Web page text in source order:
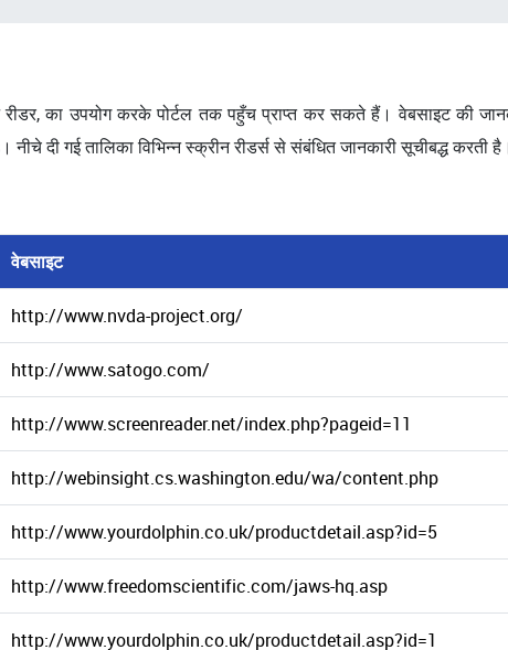
रीडर, का उपयोग करके पोर्टल तक पहुँच प्राप्त कर सकते हैं। वेबसाइट की
दी गई तालिका विभिन्न स्क्रीन रीडर्स से संबंधित जानकारी सूचीबद्ध करती है।
वेबसाइट
http://www.nvda-project.org/
http://www.satogo.com/
http://www.screenreader.net/index.php?pageid=11
http://webinsight.cs.washington.edu/wa/content.php
http://www.yourdolphin.co.uk/productdetail.asp?id=5
http://www.freedomscientific.com/jaws-hq.asp
http://www.yourdolphin.co.uk/productdetail.asp?id=1